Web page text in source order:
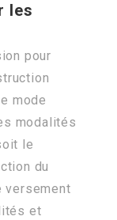
les
pour
mode
modalités
le
du
versement
et